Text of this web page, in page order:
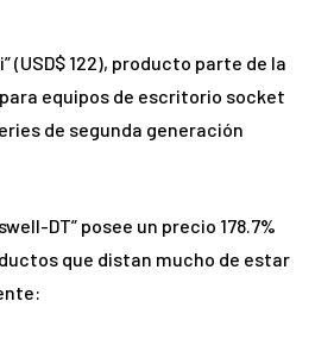
(USD$ 122), producto parte de la
equipos de escritorio socket
de segunda generación
DT” posee un precio 178.7%
que distan mucho de estar